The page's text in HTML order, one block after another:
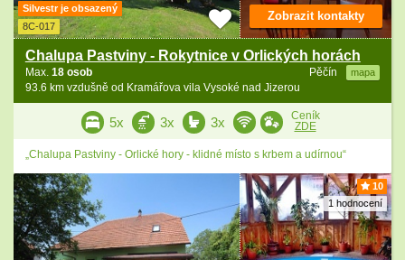
Silvestr je obsazený
8C-017
Chalupa Pastviny - Rokytnice v Orlických horách
Pěčín mapa
Max. 18 osob
93.6 km vzdušně od Kramářova vila Vysoké nad Jizerou
Zobrazit kontakty
5x 3x 3x
Ceník
ZDE
„Chalupa Pastviny - Orlické hory - klidné místo s krbem a udírnou“
10
1 hodnocení